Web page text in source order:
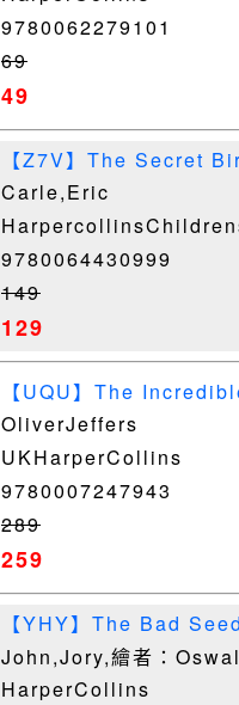
9780062279101
69
49
【Z7V】The Secret
Carle,Eric
9780064430999
149
129
【UQU】The
OliverJeffers
UKHarperCollins
9780007247943
289
259
【YHY】The Bad
Level 1）_John, Jo
John,Jory,繪者：
HarperCollins